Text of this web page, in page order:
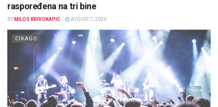
raspoređena na tri bine
BY MILOS KRIVOKAPIĆ AVGUST 7, 2026
CIKAGO